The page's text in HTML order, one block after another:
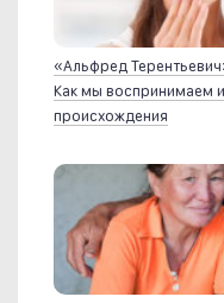
«Альфред
Как мы воспринимаем
происхождения